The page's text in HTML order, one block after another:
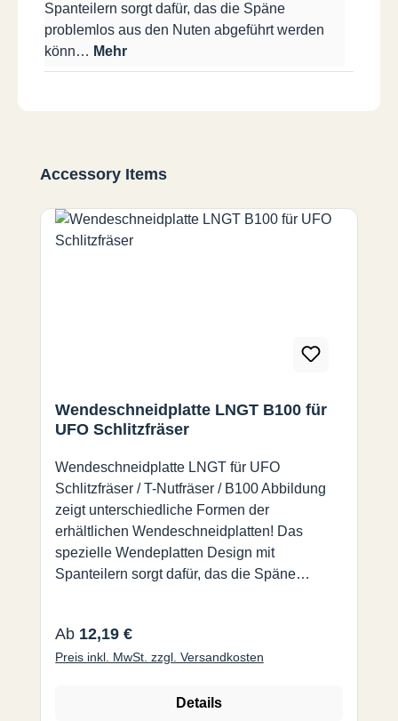
Spanteilern sorgt dafür, das die Späne
problemlos aus den Nuten abgeführt werden
könn… Mehr
Produktgalerie überspringen
Accessory Items
Wendeschneidplatte LNGT B100 für
UFO Schlitzfräser
Wendeschneidplatte LNGT für UFO
Schlitzfräser / T-Nutfräser / B100 Abbildung
zeigt unterschiedliche Formen der
erhältlichen Wendeschneidplatten! Das
spezielle Wendeplatten Design mit
Spanteilern sorgt dafür, das die Späne
und Spanklemmer werden vermieden.
Nutbreiten von 1,4 mm bis 8,0 mm. Es ist eine
und unterschiedlichen Breiten möglich.
Regulärer Preis:
Ab 12,19 €
Preis inkl. MwSt. zzgl. Versandkosten
Details